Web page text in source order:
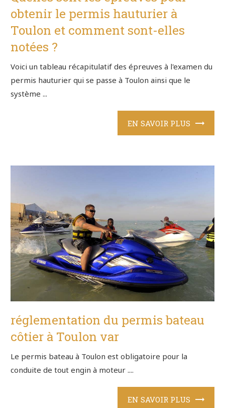
obtenir le permis hauturier à
Toulon et comment sont-elles
notées ?
Voici un tableau récapitulatif des épreuves à l'examen du
permis hauturier qui se passe à Toulon ainsi que le
système ...
EN SAVOIR PLUS
réglementation du permis bateau
côtier à Toulon var
Le permis bateau à Toulon est obligatoire pour la
conduite de tout engin à moteur ....
EN SAVOIR PLUS